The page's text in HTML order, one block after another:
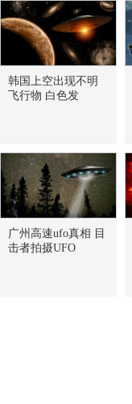
韩国上空出现不明
飞行物 白色发
广州高速ufo真相 目
击者拍摄UFO